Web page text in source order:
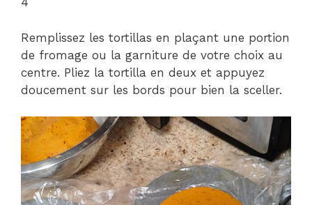
Remplissez les tortillas en plaçant une portion
de fromage ou la garniture de votre choix au
centre. Pliez la tortilla en deux et appuyez
doucement sur les bords pour bien la sceller.